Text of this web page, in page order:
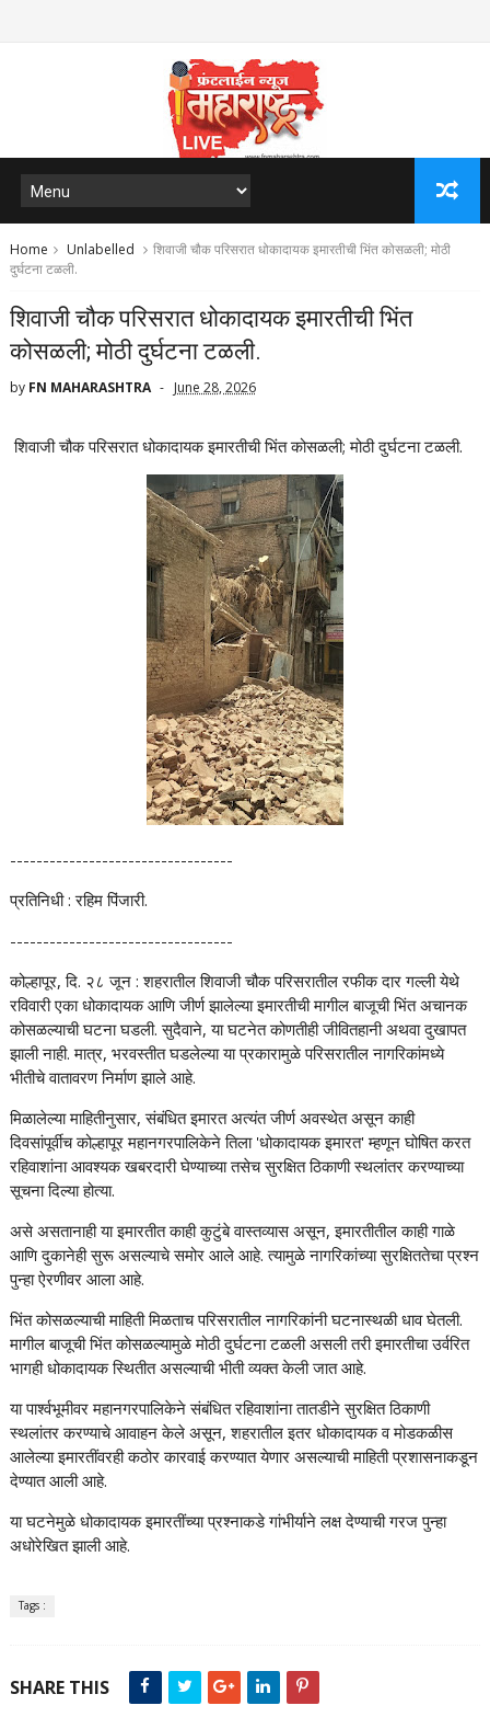
Home Unlabelled
शिवाजी चौक परिसरात धोकादायक इमारतीची भिंत कोसळली; मोठी
दुर्घटना टळली.
शिवाजी चौक परिसरात धोकादायक इमारतीची भिंत
कोसळली; मोठी दुर्घटना टळली.
by FN MAHARASHTRA June 28, 2026
शिवाजी चौक परिसरात धोकादायक इमारतीची भिंत कोसळली; मोठी दुर्घटना टळली.
----------------------------------
प्रतिनिधी : रहिम पिंजारी.
----------------------------------
कोल्हापूर, दि. २८ जून : शहरातील शिवाजी चौक परिसरातील रफीक दार गल्ली येथे
रविवारी एका धोकादायक आणि जीर्ण झालेल्या इमारतीची मागील बाजूची भिंत अचानक
कोसळल्याची घटना घडली. सुदैवाने, या घटनेत कोणतीही जीवितहानी अथवा दुखापत
झाली नाही. मात्र, भरवस्तीत घडलेल्या या प्रकारामुळे परिसरातील नागरिकांमध्ये
भीतीचे वातावरण निर्माण झाले आहे.
मिळालेल्या माहितीनुसार, संबंधित इमारत अत्यंत जीर्ण अवस्थेत असून काही
दिवसांपूर्वीच कोल्हापूर महानगरपालिकेने तिला 'धोकादायक इमारत' म्हणून घोषित करत
रहिवाशांना आवश्यक खबरदारी घेण्याच्या तसेच सुरक्षित ठिकाणी स्थलांतर करण्याच्या
सूचना दिल्या होत्या.
असे असतानाही या इमारतीत काही कुटुंबे वास्तव्यास असून, इमारतीतील काही गाळे
आणि दुकानेही सुरू असल्याचे समोर आले आहे. त्यामुळे नागरिकांच्या सुरक्षिततेचा प्रश्न
पुन्हा ऐरणीवर आला आहे.
भिंत कोसळल्याची माहिती मिळताच परिसरातील नागरिकांनी घटनास्थळी धाव घेतली.
मागील बाजूची भिंत कोसळल्यामुळे मोठी दुर्घटना टळली असली तरी इमारतीचा उर्वरित
भागही धोकादायक स्थितीत असल्याची भीती व्यक्त केली जात आहे.
या पार्श्वभूमीवर महानगरपालिकेने संबंधित रहिवाशांना तातडीने सुरक्षित ठिकाणी
स्थलांतर करण्याचे आवाहन केले असून, शहरातील इतर धोकादायक व मोडकळीस
आलेल्या इमारतींवरही कठोर कारवाई करण्यात येणार असल्याची माहिती प्रशासनाकडून
देण्यात आली आहे.
या घटनेमुळे धोकादायक इमारतींच्या प्रश्नाकडे गांभीर्याने लक्ष देण्याची गरज पुन्हा
अधोरेखित झाली आहे.
Tags :
SHARE THIS